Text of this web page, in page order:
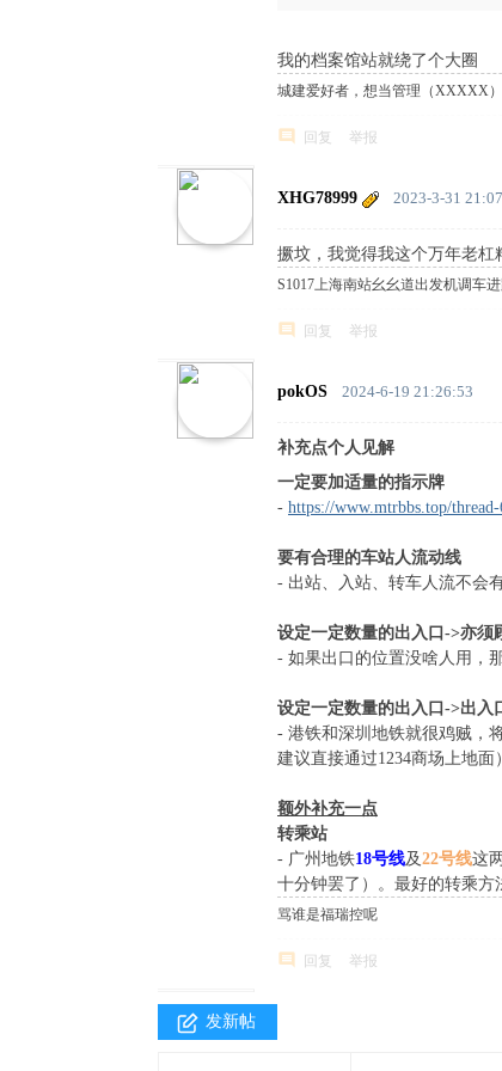
我的档案馆站就绕了个大圈
城建爱好者，想当管理（XXXXX）
回复 举报
XHG78999 2023-3-31
撅坟，我觉得我这个万年老杠
S1017上海南站幺幺道出发机调车
回复 举报
pokOS 2024-6-19 21:26:53
补充点个人见解
一定要加适量的指示牌
- https://www.mtrbbs.top/
要有合理的车站人流动线
- 出站、入站、转车人流不会
设定一定数量的出入口->亦须
- 如果出口的位置没啥人用，
设定一定数量的出入口->出入
- 港铁和深圳地铁就很鸡贼，
建议直接通过1234商场上地面
额外补充一点
转乘站
- 广州地铁18号线及22号线这
十分钟罢了）。最好的转乘
骂谁是福瑞控呢
回复 举报
发新帖